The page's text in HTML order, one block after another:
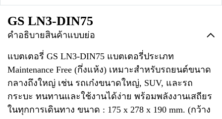
GS LN3-DIN75
คำอธิบายสินค้าแบบย่อ
แบตเตอรี่ GS LN3-DIN75 แบตเตอรี่ประเภท
Maintenance Free (กึ่งแห้ง) เหมาะสำหรับรถยนต์ขนาด
กลางถึงใหญ่ เช่น รถเก๋งขนาดใหญ่, SUV, และรถ
กระบะ ทนทานและใช้งานได้ง่าย พร้อมพลังงานเสถียร
ในทุกการเดินทาง ขนาด : 175 x 278 x 190 mm. (กว้าง